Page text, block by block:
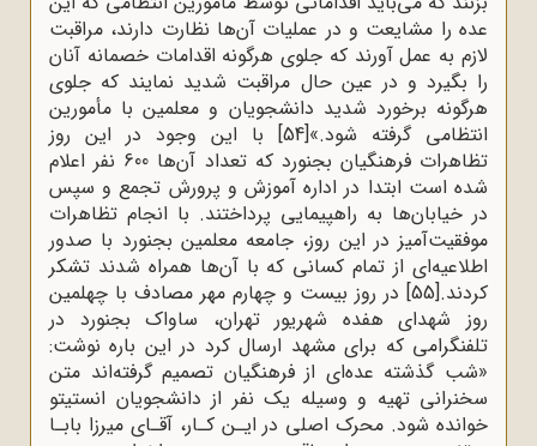
عده را مشایعت و در عملیات آن‌ها نظارت دارند، مراقبت
لازم به عمل آورند که جلوی هرگونه اقدامات خصمانه آنان
را بگیرد و در عین حال مراقبت شدید نمایند که جلوی
هرگونه برخورد شدید دانشجویان و معلمین با مأمورین
انتظامی گرفته شود.»[54]
با این وجود در این روز
تظاهرات فرهنگیان بجنورد که تعداد آن‌ها 600 نفر اعلام
شده است ابتدا در اداره آموزش و پرورش تجمع و سپس
در خیابان‌ها به راهپیمایی پرداختند. با انجام تظاهرات
موفقیت‌آمیز در این روز، جامعه معلمین بجنورد با صدور
اطلاعیه‌ای از تمام کسانی که با آن‌ها همراه شدند تشکر
کردند.[55]
در روز بیست و چهارم مهر مصادف با چهلمین
روز شهدای هفده شهریور تهران، ساواک بجنورد در
تلفنگرامی که برای مشهد ارسال کرد در این باره نوشت:
«شب گذشته عده‌ای از فرهنگیان تصمیم گرفته‌اند متن
سخنرانی تهیه و وسیله یک نفر از دانشجویان انستیتو
خوانده شود. محرک اصلی در ایـن کـار، آقـای میرزا بابـا